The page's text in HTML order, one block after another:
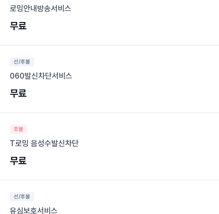
로밍안내방송서비스
무료
선/후불
060발신차단서비스
무료
후불
T로밍 음성수발신차단
무료
선/후불
유심보호서비스